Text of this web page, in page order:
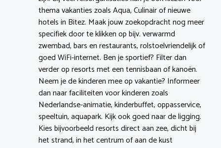
thema vakanties zoals Aqua, Culinair of nieuwe
hotels in Bitez. Maak jouw zoekopdracht nog meer
specifiek door te klikken op bijv. verwarmd
zwembad, bars en restaurants, rolstoelvriendelijk of
goed WiFi-internet. Ben je sportief? Filter dan
verder op resorts met een tennisbaan of kanoën.
Neem je de kinderen mee op vakantie? Informeer
dan naar faciliteiten voor kinderen zoals
Nederlandse-animatie, kinderbuffet, oppasservice,
speeltuin, aquapark. Kijk ook goed naar de ligging.
Kies bijvoorbeeld resorts direct aan zee, dicht bij
het strand, in het centrum of aan de kust